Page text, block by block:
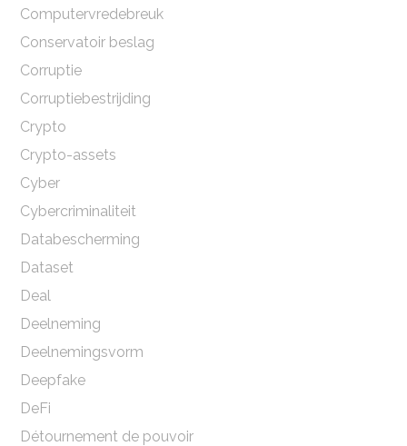
Computervredebreuk
Conservatoir beslag
Corruptie
Corruptiebestrijding
Crypto
Crypto-assets
Cyber
Cybercriminaliteit
Databescherming
Dataset
Deal
Deelneming
Deelnemingsvorm
Deepfake
DeFi
Détournement de pouvoir